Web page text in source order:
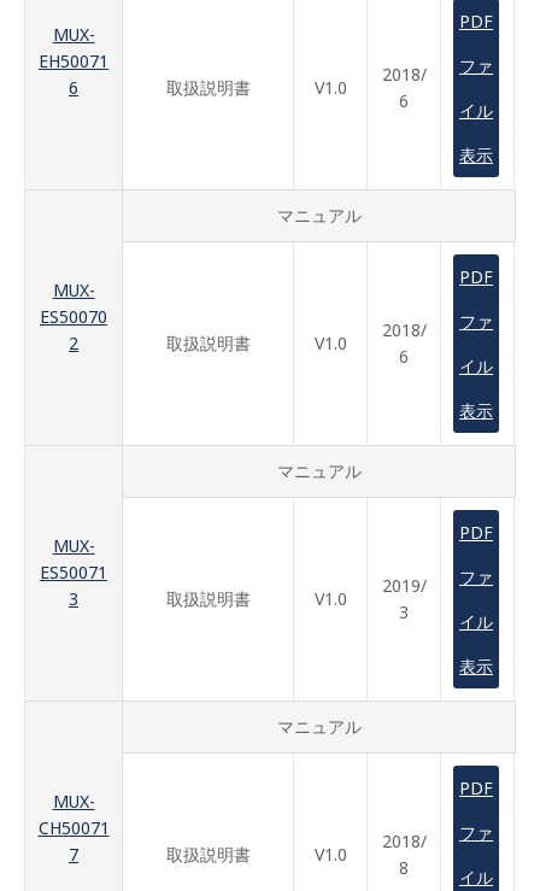
MUX-
EH50071
6
取扱説明書 V1.0
2018/
6
PDF
ファ
イル
表示
MUX-
ES50070
2
マニュアル
取扱説明書 V1.0
2018/
6
PDF
ファ
イル
表示
MUX-
ES50071
3
マニュアル
取扱説明書 V1.0
2019/
3
PDF
ファ
イル
表示
MUX-
CH50071
7
マニュアル
取扱説明書 V1.0
2018/
8
PDF
ファ
イル